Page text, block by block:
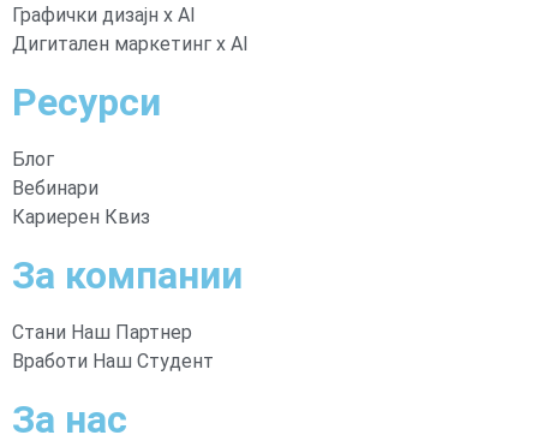
Графички дизајн x AI
Дигитален маркетинг x AI
Ресурси
Блог
Вебинари
Кариерен Квиз
За компании
Стани Наш Партнер
Вработи Наш Студент
За нас